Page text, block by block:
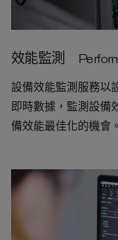
效能監測
設備效能監測服務以
即時數據，監測設備
備效能最佳化的機會。